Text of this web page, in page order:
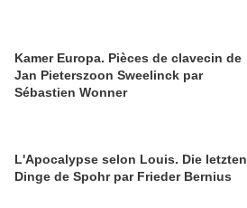
Kamer Europa. Pièces de clavecin de
Jan Pieterszoon Sweelinck par
Sébastien Wonner
L'Apocalypse selon Louis. Die letzten
Dinge de Spohr par Frieder Bernius